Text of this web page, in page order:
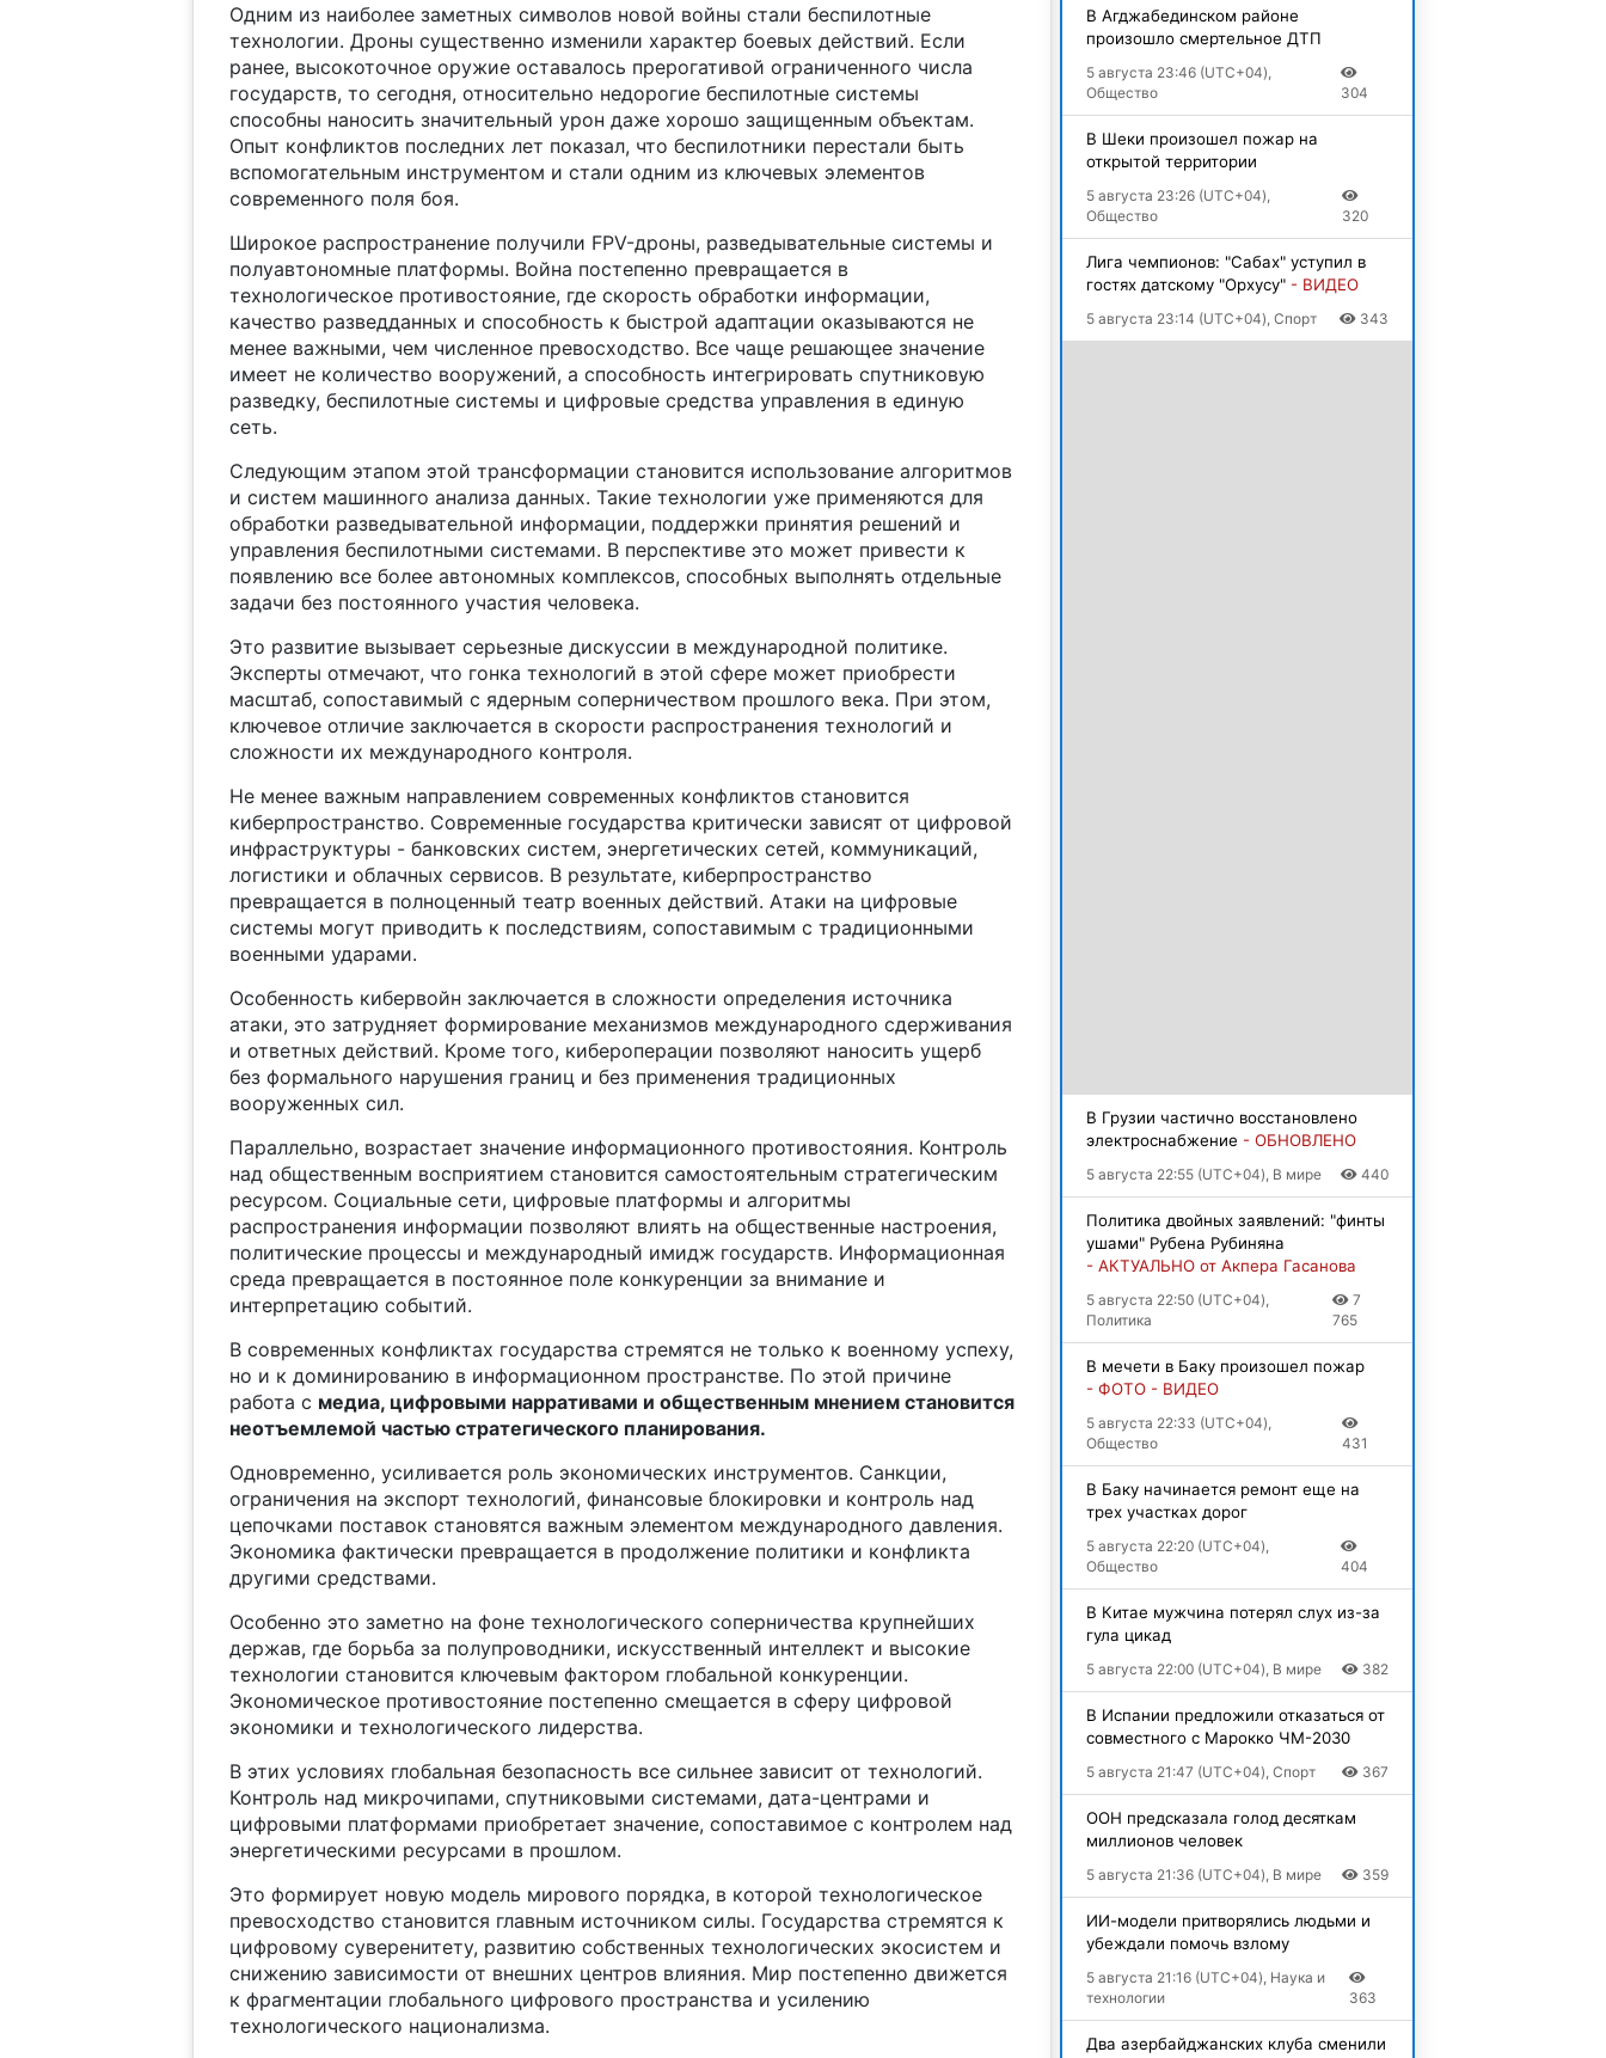
Одним из наиболее заметных символов новой войны стали беспилотные
технологии. Дроны существенно изменили характер боевых действий. Если
ранее, высокоточное оружие оставалось прерогативой ограниченного числа
государств, то сегодня, относительно недорогие беспилотные системы
способны наносить значительный урон даже хорошо защищенным объектам.
Опыт конфликтов последних лет показал, что беспилотники перестали быть
вспомогательным инструментом и стали одним из ключевых элементов
современного поля боя.
Широкое распространение получили FPV-дроны, разведывательные системы и
полуавтономные платформы. Война постепенно превращается в
технологическое противостояние, где скорость обработки информации,
качество разведданных и способность к быстрой адаптации оказываются не
менее важными, чем численное превосходство. Все чаще решающее значение
имеет не количество вооружений, а способность интегрировать спутниковую
разведку, беспилотные системы и цифровые средства управления в единую
сеть.
Следующим этапом этой трансформации становится использование алгоритмов
и систем машинного анализа данных. Такие технологии уже применяются для
обработки разведывательной информации, поддержки принятия решений и
управления беспилотными системами. В перспективе это может привести к
появлению все более автономных комплексов, способных выполнять отдельные
задачи без постоянного участия человека.
Это развитие вызывает серьезные дискуссии в международной политике.
Эксперты отмечают, что гонка технологий в этой сфере может приобрести
масштаб, сопоставимый с ядерным соперничеством прошлого века. При этом,
ключевое отличие заключается в скорости распространения технологий и
сложности их международного контроля.
Не менее важным направлением современных конфликтов становится
киберпространство. Современные государства критически зависят от цифровой
инфраструктуры - банковских систем, энергетических сетей, коммуникаций,
логистики и облачных сервисов. В результате, киберпространство
превращается в полноценный театр военных действий. Атаки на цифровые
системы могут приводить к последствиям, сопоставимым с традиционными
военными ударами.
Особенность кибервойн заключается в сложности определения источника
атаки, это затрудняет формирование механизмов международного сдерживания
и ответных действий. Кроме того, кибероперации позволяют наносить ущерб
без формального нарушения границ и без применения традиционных
вооруженных сил.
Параллельно, возрастает значение информационного противостояния. Контроль
над общественным восприятием становится самостоятельным стратегическим
ресурсом. Социальные сети, цифровые платформы и алгоритмы
распространения информации позволяют влиять на общественные настроения,
политические процессы и международный имидж государств. Информационная
среда превращается в постоянное поле конкуренции за внимание и
интерпретацию событий.
В современных конфликтах государства стремятся не только к военному успеху,
но и к доминированию в информационном пространстве. По этой причине
работа с медиа, цифровыми нарративами и общественным мнением становится
неотъемлемой частью стратегического планирования.
Одновременно, усиливается роль экономических инструментов. Санкции,
ограничения на экспорт технологий, финансовые блокировки и контроль над
цепочками поставок становятся важным элементом международного давления.
Экономика фактически превращается в продолжение политики и конфликта
другими средствами.
Особенно это заметно на фоне технологического соперничества крупнейших
держав, где борьба за полупроводники, искусственный интеллект и высокие
технологии становится ключевым фактором глобальной конкуренции.
Экономическое противостояние постепенно смещается в сферу цифровой
экономики и технологического лидерства.
В этих условиях глобальная безопасность все сильнее зависит от технологий.
Контроль над микрочипами, спутниковыми системами, дата-центрами и
цифровыми платформами приобретает значение, сопоставимое с контролем над
энергетическими ресурсами в прошлом.
Это формирует новую модель мирового порядка, в которой технологическое
превосходство становится главным источником силы. Государства стремятся к
цифровому суверенитету, развитию собственных технологических экосистем и
снижению зависимости от внешних центров влияния. Мир постепенно движется
к фрагментации глобального цифрового пространства и усилению
технологического национализма.
В Агджабединском районе
произошло смертельное ДТП
5 августа 23:46 (UTC+04),
Общество
304
В Шеки произошел пожар на
открытой территории
5 августа 23:26 (UTC+04),
Общество
320
Лига чемпионов: "Сабах" уступил в
гостях датскому "Орхусу" - ВИДЕО
5 августа 23:14 (UTC+04), Спорт 343
В Грузии частично восстановлено
электроснабжение - ОБНОВЛЕНО
5 августа 22:55 (UTC+04), В мире 440
Политика двойных заявлений: "финты
ушами" Рубена Рубиняна
- АКТУАЛЬНО от Акпера Гасанова
5 августа 22:50 (UTC+04),
Политика
7
765
В мечети в Баку произошел пожар
- ФОТО - ВИДЕО
5 августа 22:33 (UTC+04),
Общество
431
В Баку начинается ремонт еще на
трех участках дорог
5 августа 22:20 (UTC+04),
Общество
404
В Китае мужчина потерял слух из-за
гула цикад
5 августа 22:00 (UTC+04), В мире 382
В Испании предложили отказаться от
совместного с Марокко ЧМ-2030
5 августа 21:47 (UTC+04), Спорт 367
ООН предсказала голод десяткам
миллионов человек
5 августа 21:36 (UTC+04), В мире 359
ИИ-модели притворялись людьми и
убеждали помочь взлому
5 августа 21:16 (UTC+04), Наука и
технологии
363
Два азербайджанских клуба сменили